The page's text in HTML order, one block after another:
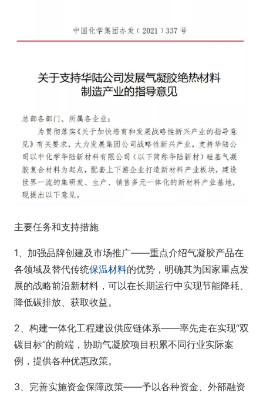
主要任务和支持措施
1、加强品牌创建及市场推广——重点介绍气凝胶产品在
各领域及替代传统保温材料的优势，明确其为国家重点发
展的战略前沿新材料，可以在长期运行中实现节能降耗、
降低碳排放、获取收益。
2、构建一体化工程建设供应链体系——率先走在实现“双
碳目标”的前端，协助气凝胶项目积累不同行业实际案
例，提供各种优惠政策。
3、完善实施资金保障政策——予以各种资金、外部融资